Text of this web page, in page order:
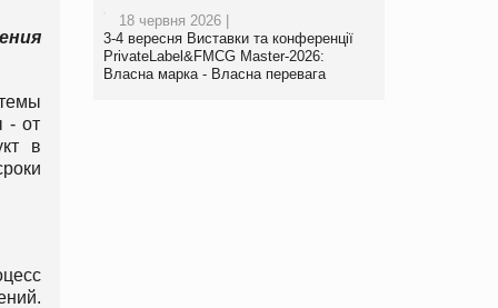
- от
в
18 червня 2026 |
3-4 вересня Виставки та конференції
PrivateLabel&FMCG Master-2026:
Власна марка - Власна перевага